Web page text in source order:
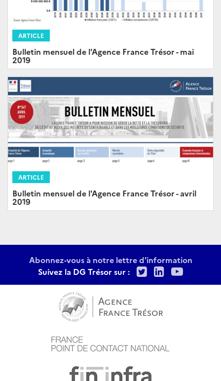
ARTICLE
Bulletin mensuel de l'Agence France Trésor - mai
2019
ARTICLE
Bulletin mensuel de l'Agence France Trésor - avril
2019
Abonnez-vous à notre lettre d'information
Suivez la DG Trésor sur :
TwitterLinkedIn